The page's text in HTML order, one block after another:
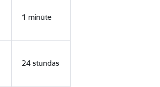
1 minūte
24 stundas